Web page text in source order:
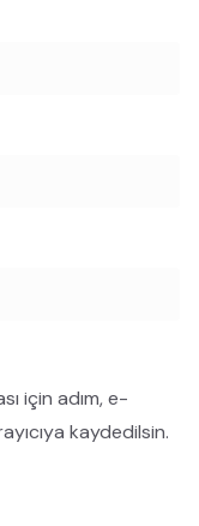
için adım, e-
kaydedilsin.